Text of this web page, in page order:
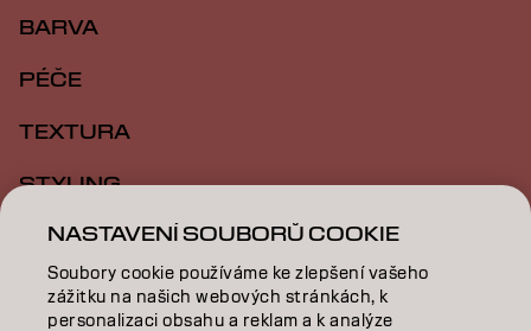
BARVA
PÉČE
TEXTURA
STYLING
INSPIRACE
VZDĚLÁVÁNÍ
NASTAVENÍ SOUBORŮ COOKIE
Soubory cookie používáme ke zlepšení vašeho
zážitku na našich webových stránkách, k
personalizaci obsahu a reklam a k analýze